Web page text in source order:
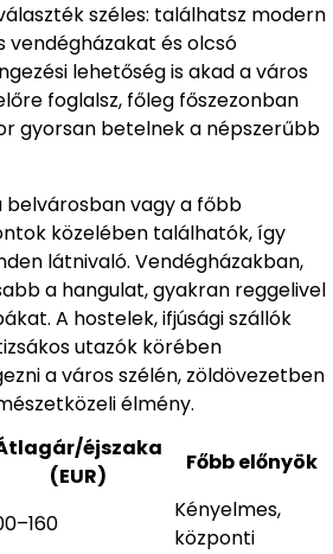
széles: találhatsz modern
vendégházakat és olcsó
lehetőség is akad a város
foglalsz, főleg főszezonban
gyorsan betelnek a népszerűbb
vagy a főbb
közelében találhatók, így
látnivaló. Vendégházakban,
a hangulat, gyakran reggelivel
A hostelek, ifjúsági szállók
utazók körében
a város szélén, zöldövezetben
élmény.
éjszaka
(EUR)
Főbb előnyök
Kényelmes,
központi